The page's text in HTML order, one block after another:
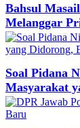
Bahsul
Melanggar
Soal Pidana
Masyarakat